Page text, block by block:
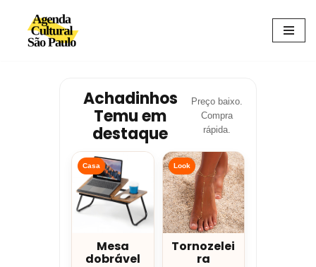
Avançar
Achadinhos
Temu em
destaque
Preço baixo.
Compra
rápida.
Casa
Mesa
dobrável
Look
Tornozelei
ra